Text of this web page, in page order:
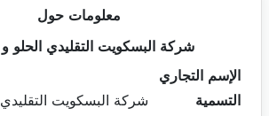
معلومات حول
شركة البسكويت التقليدي الحلو و
الإسم التجاري
التسمية
شركة البسكويت التقليدي